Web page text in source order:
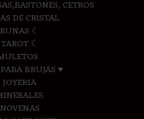
CETROS
DE CRISTAL
☾
☾
BRUJAS ♥